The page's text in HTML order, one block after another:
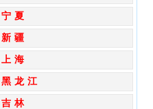
夏
疆
海
龙江
林